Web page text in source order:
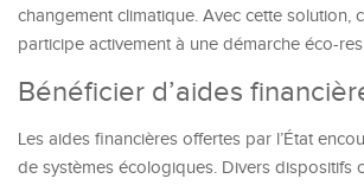
changement climatique. Avec cette solution,
participe activement à une démarche éco-
Bénéficier d’aides
Les aides financières offertes par l’État
de systèmes écologiques. Divers dispositifs